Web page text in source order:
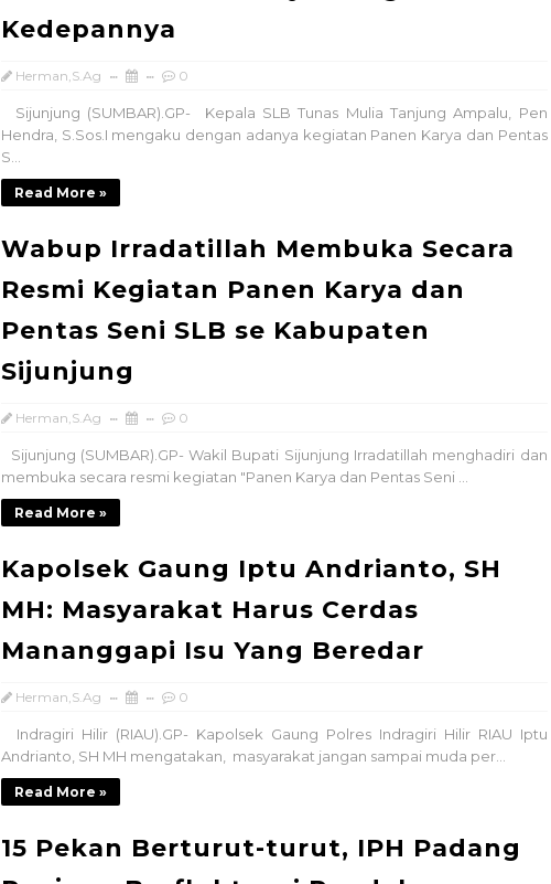
Kedepannya
Herman,S.Ag 0
Sijunjung (SUMBAR).GP- Kepala SLB Tunas Mulia Tanjung Ampalu, Pen
Hendra, S.Sos.I mengaku dengan adanya kegiatan Panen Karya dan Pentas
S...
Read More »
Wabup Irradatillah Membuka Secara
Resmi Kegiatan Panen Karya dan
Pentas Seni SLB se Kabupaten
Sijunjung
Herman,S.Ag 0
Sijunjung (SUMBAR).GP- Wakil Bupati Sijunjung Irradatillah menghadiri dan
membuka secara resmi kegiatan "Panen Karya dan Pentas Seni ...
Read More »
Kapolsek Gaung Iptu Andrianto, SH
MH: Masyarakat Harus Cerdas
Mananggapi Isu Yang Beredar
Herman,S.Ag 0
Indragiri Hilir (RIAU).GP- Kapolsek Gaung Polres Indragiri Hilir RIAU Iptu
Andrianto, SH MH mengatakan, masyarakat jangan sampai muda per...
Read More »
15 Pekan Berturut-turut, IPH Padang